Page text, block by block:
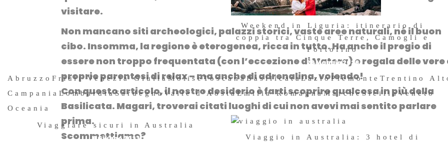
Weekend in Liguria: itinerario di
coppia tra Cinque Terre, Camogli e
Portofino
26 Maggio 2026
Abruzzo Friuli Venezia GiuliaMoliseToscanaBasilicataLazioPiemonte Trentino
Campania LombardiaSardegnaValle d'AostaEmilia RomagnaMarcheSiciliaVeneto
Oceania
Viaggiare sicuri in Australia
6 Giugno 2023
Viaggio in Australia: 3 hotel di
visitare.
Non mancanositi archeologici, palazzi storici, vastearee naturali, né il buon
cibo. Insomma, la regione è eterogenea, ricca in tutto. Ha anche il pregio di
essere non troppo frequentata (con l’eccezione di Matera) e regala delle vere
proprie parentesi di relax – ma anche di adrenalina, volendo!
Con questo articolo, il nostro desiderio è farti scoprire qualcosa in più della
Basilicata. Magari, troverai citati luoghi di cui non avevi mai sentito parlare
prima.
Scommettiamo?